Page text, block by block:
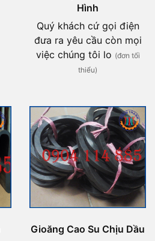
Hình
Quý khách cứ gọi điện
đưa ra yêu cầu còn mọi
việc chúng tôi lo (đơn tối
thiểu)
Gioăng Cao Su Chịu Dầu